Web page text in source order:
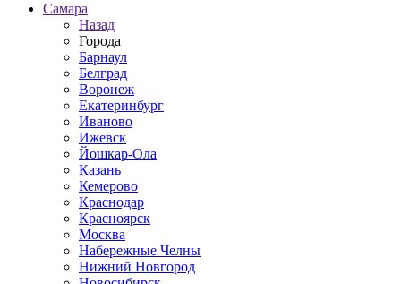
Самара
Назад
Города
Барнаул
Белград
Воронеж
Екатеринбург
Иваново
Ижевск
Йошкар-Ола
Казань
Кемерово
Краснодар
Красноярск
Москва
Набережные Челны
Нижний Новгород